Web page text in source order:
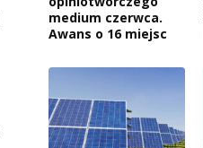
medium czerwca.
Awans o 16 miejsc